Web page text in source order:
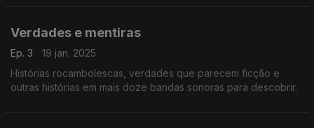
Verdades e mentiras
Ep. 3
19 jan. 2025
Histórias rocambolescas, verdades que parecem ficção e
outras histórias em mais doze bandas sonoras para descobrir.